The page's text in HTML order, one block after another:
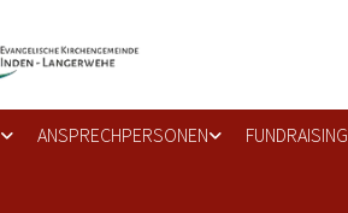
ANSPRECHPERSONEN FUNDRAISING